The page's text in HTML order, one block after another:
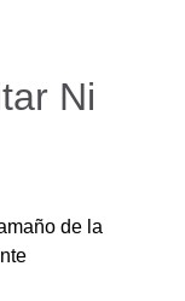
Ni
de la